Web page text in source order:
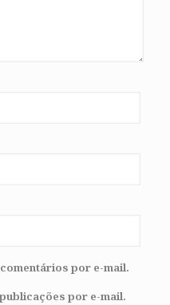
por e-mail.
por e-mail.